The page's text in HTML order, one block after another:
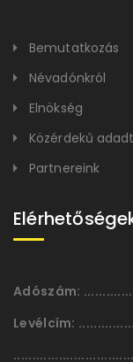
Bemutatkozás
Névadónkról
Elnökség
Közérdekű
Partnereink
Adószám:
Levélcím: